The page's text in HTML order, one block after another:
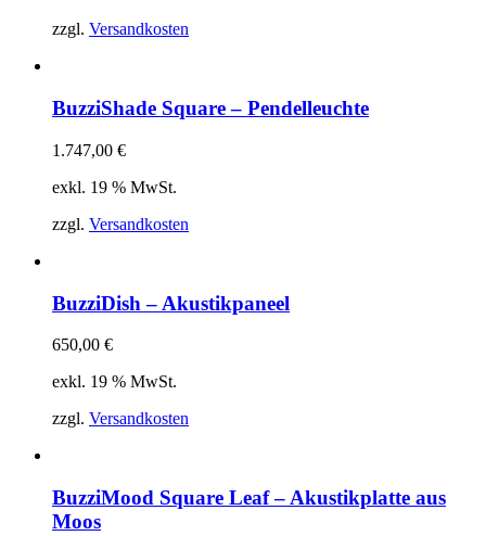
zzgl. Versandkosten
BuzziShade Square – Pendelleuchte
1.747,00 €
exkl. 19 % MwSt.
zzgl. Versandkosten
BuzziDish – Akustikpaneel
650,00 €
exkl. 19 % MwSt.
zzgl. Versandkosten
BuzziMood Square Leaf – Akustikplatte aus
Moos